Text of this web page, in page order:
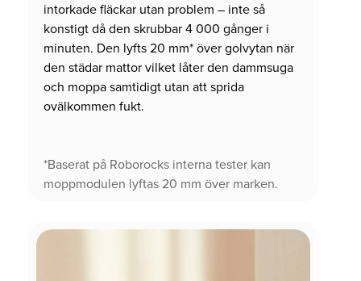
intorkade fläckar utan problem – inte så
konstigt då den skrubbar 4 000 gånger i
minuten. Den lyfts 20 mm* över golvytan när
den städar mattor vilket låter den dammsuga
och moppa samtidigt utan att sprida
ovälkommen fukt.
*Baserat på Roborocks interna tester kan
moppmodulen lyftas 20 mm över marken.